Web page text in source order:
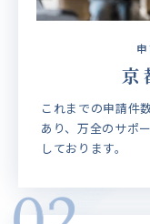
京
これまでの申請件
あり、万全のサポ
しております。